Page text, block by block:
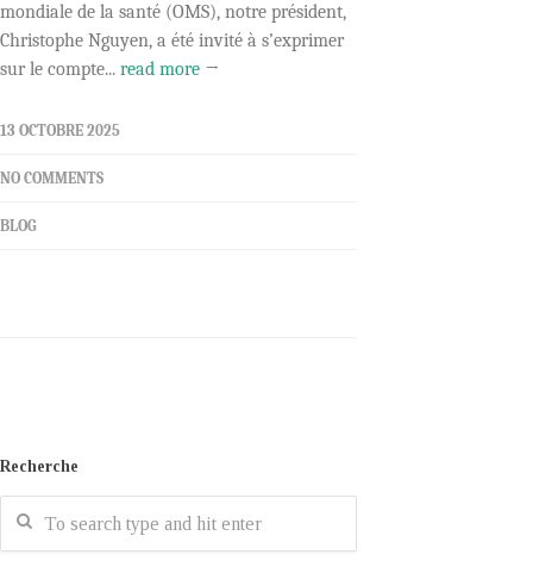
mondiale de la santé (OMS), notre président,
Christophe Nguyen, a été invité à s’exprimer
sur le compte... read more →
13 OCTOBRE 2025
NO COMMENTS
BLOG
Recherche